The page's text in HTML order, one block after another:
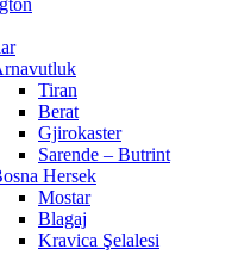
Tiran
Berat
Gjirokaster
Sarende – Butrint
Hersek
Mostar
Blagaj
Kravica Şelalesi